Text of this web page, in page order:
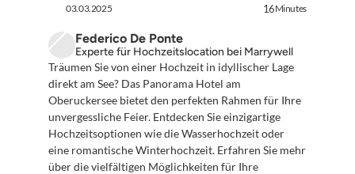
03.03.2025 16Minutes
Federico De Ponte
Experte für Hochzeitslocation bei Marrywell
Träumen Sie von einer Hochzeit in idyllischer Lage
direkt am See? Das Panorama Hotel am
Oberuckersee bietet den perfekten Rahmen für Ihre
unvergessliche Feier. Entdecken Sie einzigartige
Hochzeitsoptionen wie die Wasserhochzeit oder
eine romantische Winterhochzeit. Erfahren Sie mehr
über die vielfältigen Möglichkeiten für Ihre